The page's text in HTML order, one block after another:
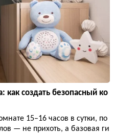
как создать безопасный ко
15–16 часов в сутки, по
— не прихоть, а базовая ги